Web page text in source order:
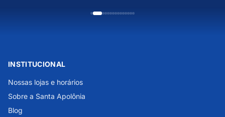
INSTITUCIONAL
Nossas lojas e horários
Sobre a Santa Apolônia
Blog